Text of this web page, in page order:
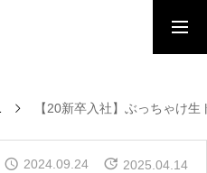
【20新卒入社】ぶっちゃけ
2024.09.24 2025.04.14